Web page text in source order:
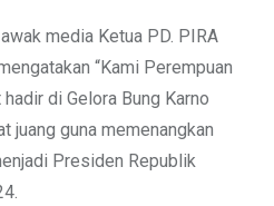
media Ketua PD. PIRA
“Kami Perempuan
di Gelora Bung Karno
juang guna memenangkan
Presiden Republik